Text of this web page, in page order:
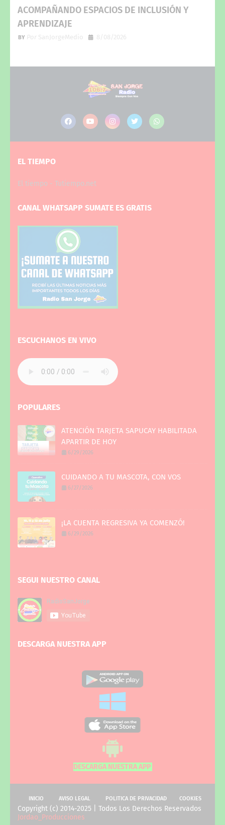
ACOMPAÑANDO ESPACIOS DE INCLUSIÓN Y
APRENDIZAJE
Por SanJorgeMedio 8/08/2026
EL TIEMPO
El tiempo - Tutiempo.net
CANAL WHATSAPP SUMATE ES GRATIS
ESCUCHANOS EN VIVO
POPULARES
ATENCIÓN TARJETA SAPUCAY HABILITADA
APARTIR DE HOY
6/29/2026
CUIDANDO A TU MASCOTA, CON VOS
6/27/2026
¡LA CUENTA REGRESIVA YA COMENZÓ!
6/29/2026
SEGUI NUESTRO CANAL
DESCARGA NUESTRA APP
DESCARGA NUESTRA APP
INICIO AVISO LEGAL POLITICA DE PRIVACIDAD COOKIES
Copyright (c) 2014-2025 | Todos Los Derechos Reservados
Jordao_Producciones